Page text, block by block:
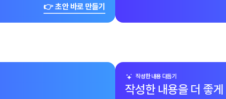
👉 초안 바로 만들기
작성한 내용 다듬기
작성한 내용을 더 좋